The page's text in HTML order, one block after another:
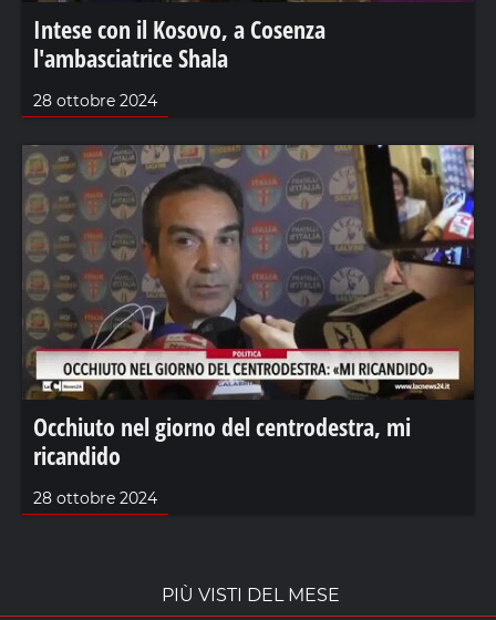
Intese con il Kosovo, a Cosenza
l'ambasciatrice Shala
28 ottobre 2024
Occhiuto nel giorno del centrodestra, mi
ricandido
28 ottobre 2024
PIÙ VISTI DEL MESE